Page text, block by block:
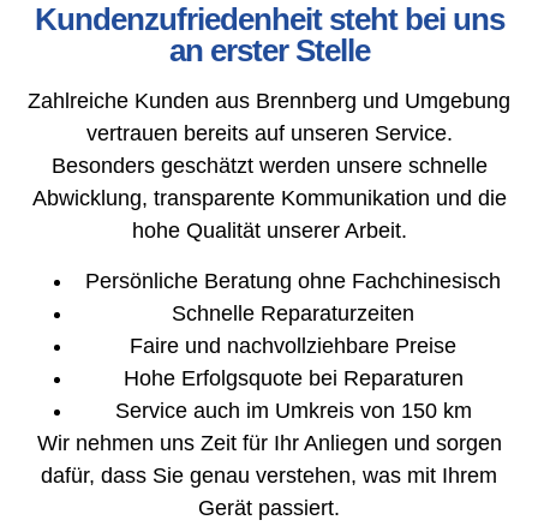
Kundenzufriedenheit steht bei uns
an erster Stelle
Zahlreiche Kunden aus Brennberg und Umgebung
vertrauen bereits auf unseren Service.
Besonders geschätzt werden unsere schnelle
Abwicklung, transparente Kommunikation und die
hohe Qualität unserer Arbeit.
Persönliche Beratung ohne Fachchinesisch
Schnelle Reparaturzeiten
Faire und nachvollziehbare Preise
Hohe Erfolgsquote bei Reparaturen
Service auch im Umkreis von 150 km
Wir nehmen uns Zeit für Ihr Anliegen und sorgen
dafür, dass Sie genau verstehen, was mit Ihrem
Gerät passiert.